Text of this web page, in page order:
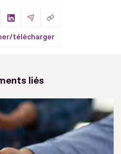
sur Facebook
sur X
Partager sur LinkedIn
Partager par Email
Copier le lien
télécharger
liés